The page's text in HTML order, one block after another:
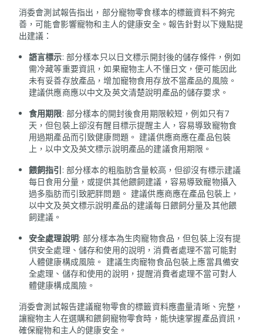
消委會測試報告指出，部分寵物零食樣本的標籤資料不夠完
善，可能會影響寵物和主人的健康安全。報告針對以下幾點提
出建議：
語言標示: 部分樣本只以日文標示開封後的儲存條件，例如
需冷藏等重要資訊，如果寵物主人不懂日文，便可能因此
未有妥善存放產品，增加寵物食用存放不當產品的風險。
建議供應商應以中文及英文清楚說明產品的儲存要求。
食用期限: 部分樣本的開封後食用期限較短，例如只有7
天，但包裝上卻沒有醒目標示提醒主人，容易導致寵物食
用過期產品而引致健康問題。 建議供應商應在產品包裝
上，以中文及英文標示說明產品的建議食用期限。
餵飼指引: 部分樣本的粗脂肪含量較高，但卻沒有標示建議
每日食用分量，或提供其他餵飼建議，容易導致寵物攝入
過多脂肪而引致肥胖問題。 建議供應商應在產品包裝上，
以中文及英文標示說明產品的建議每日餵飼分量及其他餵
飼建議。
安全處理說明: 部分樣本為生肉寵物食品，但包裝上沒有提
供安全處理、儲存和使用的說明，消費者處理不當可能對
人體健康構成風險。 建議生肉寵物食品包裝上應當具備安
全處理、儲存和使用的說明，提醒消費者處理不當可對人
體健康構成風險。
消委會測試報告建議寵物零食的標籤資料應盡量清晰、完整，
讓寵物主人在選購和餵飼寵物零食時，能快速掌握產品資訊，
確保寵物和主人的健康安全。